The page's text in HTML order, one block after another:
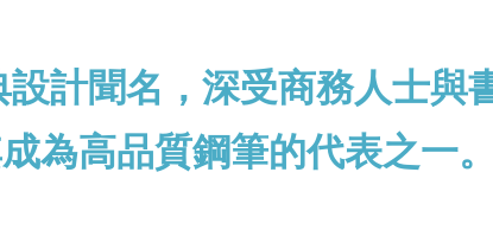
計聞名，深受商務人士與
為高品質鋼筆的代表之一。